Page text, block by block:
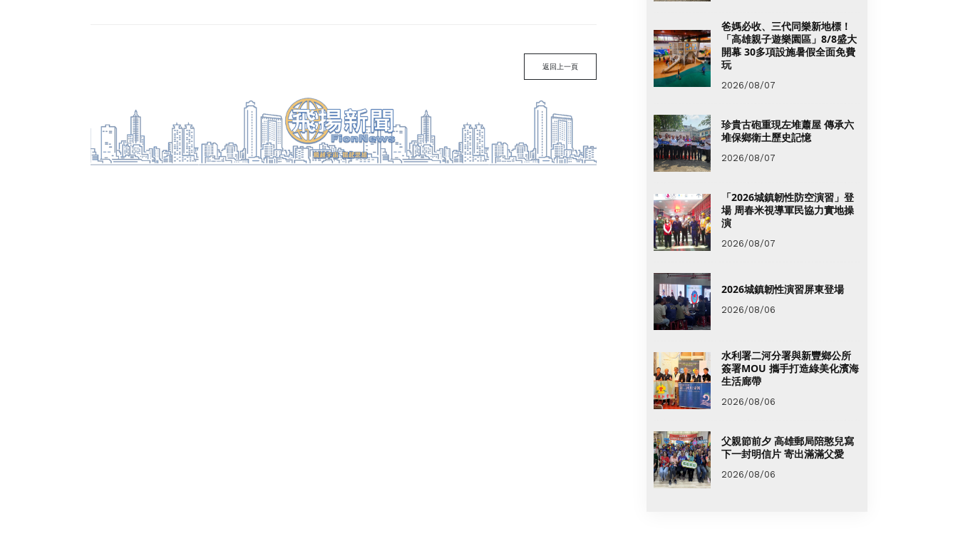
返回上一頁
爸媽必收、三代同樂新地標！
「高雄親子遊樂園區」8/8盛大
開幕 30多項設施暑假全面免費
玩
2026/08/07
珍貴古砲重現左堆蕭屋 傳承六
堆保鄉衛土歷史記憶
2026/08/07
「2026城鎮韌性防空演習」登
場 周春米視導軍民協力實地操
演
2026/08/07
2026城鎮韌性演習屏東登場
2026/08/06
水利署二河分署與新豐鄉公所
簽署MOU 攜手打造綠美化濱海
生活廊帶
2026/08/06
父親節前夕 高雄郵局陪憨兒寫
下一封明信片 寄出滿滿父愛
2026/08/06